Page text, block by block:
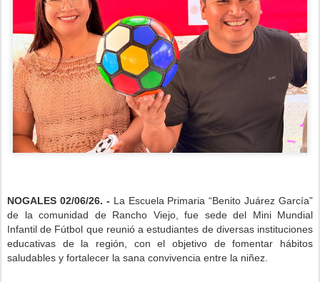
NOGALES 02/06/26. - La Escuela Primaria “Benito Juárez García”
de la comunidad de Rancho Viejo, fue sede del Mini Mundial
Infantil de Fútbol que reunió a estudiantes de diversas instituciones
educativas de la región, con el objetivo de fomentar hábitos
saludables y fortalecer la sana convivencia entre la niñez.